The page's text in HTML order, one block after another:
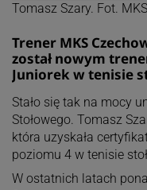
Tomasz Szary. Fot.
Trener MKS
został nowym
Juniorek w tenisie
Stało się tak na mocy
Stołowego. Tomasz
która uzyskała
poziomu 4 w tenisie
W ostatnich latach